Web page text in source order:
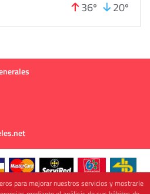
36º 20º
para mejorar nuestros servicios y mostrarle